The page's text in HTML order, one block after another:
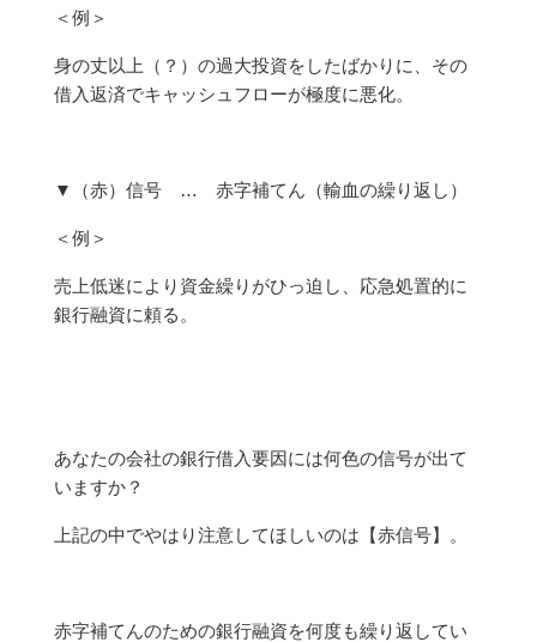
＜例＞
身の丈以上（？）の過大投資をしたばかりに、その
借入返済でキャッシュフローが極度に悪化。
▼（赤）信号 … 赤字補てん（輸血の繰り返し）
＜例＞
売上低迷により資金繰りがひっ迫し、応急処置的に
銀行融資に頼る。
あなたの会社の銀行借入要因には何色の信号が出て
いますか？
上記の中でやはり注意してほしいのは【赤信号】。
赤字補てんのための銀行融資を何度も繰り返してい